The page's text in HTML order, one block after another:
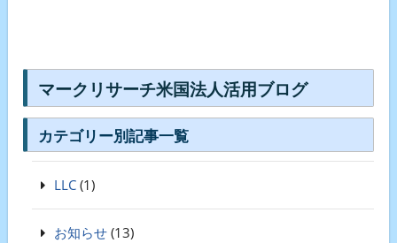
マークリサーチ米国法人活用ブログ
カテゴリー別記事一覧
LLC (1)
お知らせ (13)